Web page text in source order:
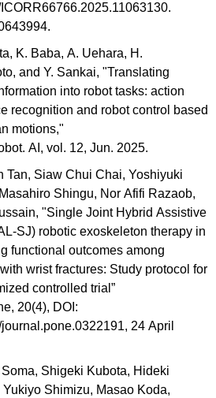
K. Baba, A. Uehara, H.
and Y. Sankai, "Translating
into robot tasks: action
recognition and robot control based
motions,"
AI, vol. 12, Jun. 2025.
Tan, Siaw Chui Chai, Yoshiyuki
Shingu, Nor Afifi Razaob,
"Single Joint Hybrid Assistive
SJ) robotic exoskeleton therapy in
functional outcomes among
wrist fractures: Study protocol for
controlled trial”
20(4), DOI:
24 April
Shigeki Kubota, Hideki
Yukiyo Shimizu, Masao Koda,